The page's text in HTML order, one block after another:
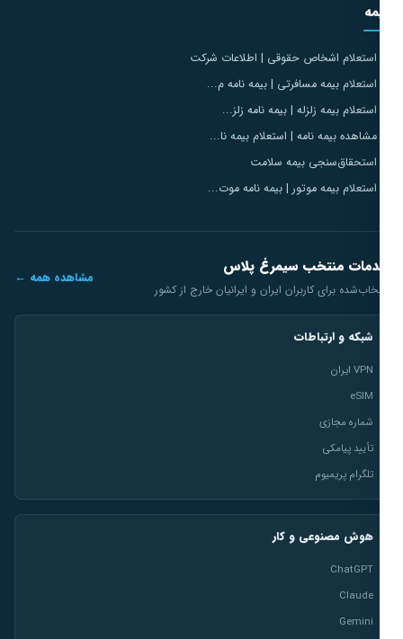
استعلام اشخاص حقوقی | اطلاعات شرکت
استعلام بیمه مسافرتی | بیمه نامه م...
استعلام بیمه زلزله | بیمه نامه زلز...
مشاهده بیمه نامه | استعلام بیمه نا...
استحقاق‌سنجی بیمه سلامت
استعلام بیمه موتور | بیمه نامه موت...
منتخب سیمرغ پلاس
برای کاربران ایران و ایرانیان خارج از کشور
مشاهده همه ←
شبکه و ارتباطات
شماره مجازی
تأیید پیامکی
تلگرام پریمیوم
هوش مصنوعی و کار
ChatGPT
Claude
Gemini